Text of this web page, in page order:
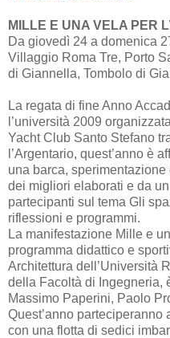
MILLE E UNA VELA PER
Da giovedì 24 a domenica
Villaggio Roma Tre, Porto
di Giannella, Tombolo di
La regata di fine Anno
l’università 2009
Yacht Club Santo Stefano
l’Argentario, quest’anno è
una barca,
dei migliori elaborati e da
partecipanti sul tema Gli
riflessioni e programmi.
La manifestazione Mille e
programma didattico e
Architettura dell’Università
della Facoltà di Ingegneria,
Massimo Paperini, Paolo
Quest’anno parteciperanno
con una flotta di sedici